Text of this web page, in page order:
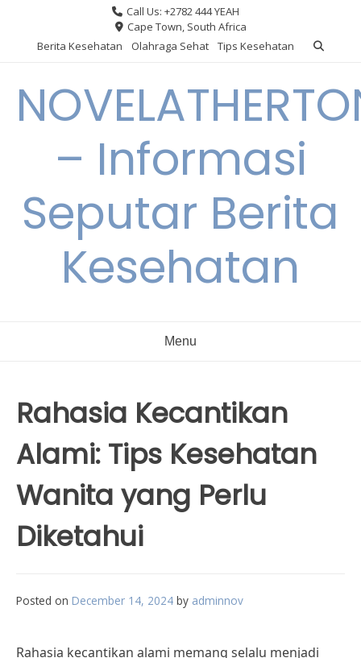
content
Call Us: +2782 444 YEAH
Cape Town, South Africa
Berita Kesehatan
Olahraga Sehat Tips Kesehatan
– Informasi
Seputar Berita
Kesehatan
Menu
Rahasia Kecantikan
Alami: Tips Kesehatan
Wanita yang Perlu
Diketahui
Posted on December 14, 2024 by adminnov
Rahasia kecantikan alami memang selalu menjadi